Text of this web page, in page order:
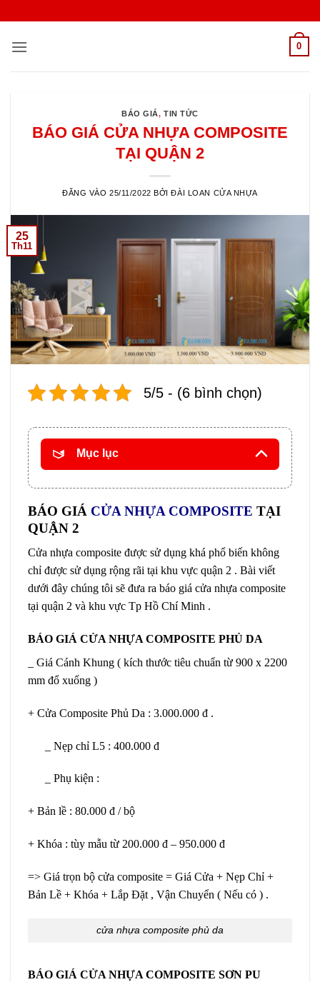
nội
0
BÁO GIÁ,TIN TỨC
BÁO GIÁ CỬA NHỰA COMPOSITE
TẠI QUẬN 2
ĐĂNG VÀO25/11/2022 BỞIĐÀI LOAN CỬA NHỰA
25
Th11
5/5 - (6 bình chọn)
Mục lục
BÁO GIÁ CỬA NHỰA COMPOSITE TẠI
QUẬN 2
Cửa nhựa composite được sử dụng khá phổ biến không
chỉ được sử dụng rộng rãi tại khu vực quận 2 . Bài viết
dưới đây chúng tôi sẽ đưa ra báo giá cửa nhựa composite
tại quận 2 và khu vực Tp Hồ Chí Minh .
BÁO GIÁ CỬA NHỰA COMPOSITE PHỦ DA
_ Giá Cánh Khung ( kích thước tiêu chuẩn từ 900 x 2200
mm đổ xuống )
+ Cửa Composite Phủ Da : 3.000.000 đ .
_ Nẹp chỉ L5 : 400.000 đ
_ Phụ kiện :
+ Bản lề : 80.000 đ / bộ
+ Khóa : tùy mẫu từ 200.000 đ – 950.000 đ
=> Giá trọn bộ cửa composite = Giá Cửa + Nẹp Chỉ +
Bản Lề + Khóa + Lắp Đặt , Vận Chuyển ( Nếu có ) .
cửa nhựa composite phủ da
BÁO GIÁ CỬA NHỰA COMPOSITE SƠN PU